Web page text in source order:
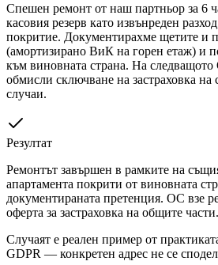
Спешен ремонт от наш партньор за 6
касовия резерв като извънреден
покритие. Документирахме щетите и
(амортизирано ВиК на горен етаж) и
към виновната страна. На
обмисли сключване на застраховка на
случаи.
Резултат
Ремонтът завършен в рамките на
апартамента покрити от виновната
документираната претенция. ОС взе
оферта за застраховка на общите части.
Случаят е реален пример от
GDPR — конкретен адрес не се